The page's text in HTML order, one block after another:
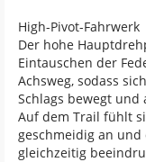
High-Pivot-Fahrwerk
Der hohe
Eintauschen der
Achsweg, sodass
Schlags bewegt und
Auf dem Trail fühlt
geschmeidig an
gleichzeitig